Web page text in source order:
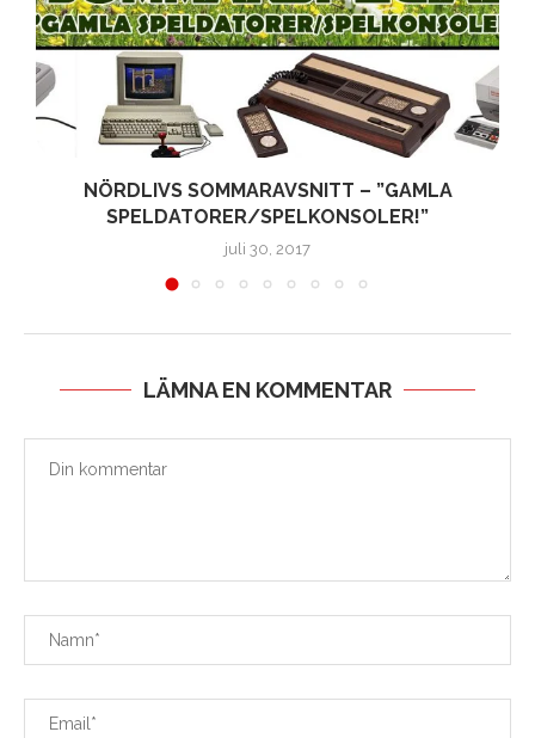
NÖRDLIVS SOMMARAVSNITT – ”GAMLA
SPELDATORER/SPELKONSOLER!”
juli 30, 2017
LÄMNA EN KOMMENTAR